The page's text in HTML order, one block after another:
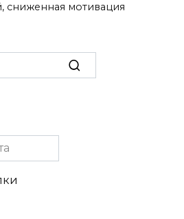
сниженная мотивация